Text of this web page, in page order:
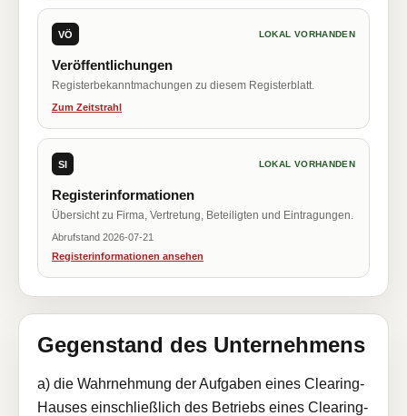
VÖ LOKAL VORHANDEN
Veröffentlichungen
Registerbekanntmachungen zu diesem Registerblatt.
Zum Zeitstrahl
SI LOKAL VORHANDEN
Registerinformationen
Übersicht zu Firma, Vertretung, Beteiligten und Eintragungen.
Abrufstand 2026-07-21
Registerinformationen ansehen
Gegenstand des Unternehmens
a) die Wahrnehmung der Aufgaben eines Clearing-
Hauses einschließlich des Betriebs eines Clearing-